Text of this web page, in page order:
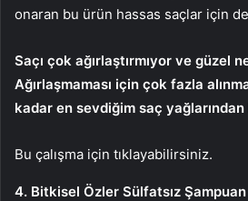
onaran bu ürün hassas saçlar için
Saçı çok ağırlaştırmıyor ve güzel
Ağırlaşmaması için çok fazla
kadar en sevdiğim saç
Bu çalışma için tıklayabilirsiniz.
4. Bitkisel Özler Sülfatsız Şampuan